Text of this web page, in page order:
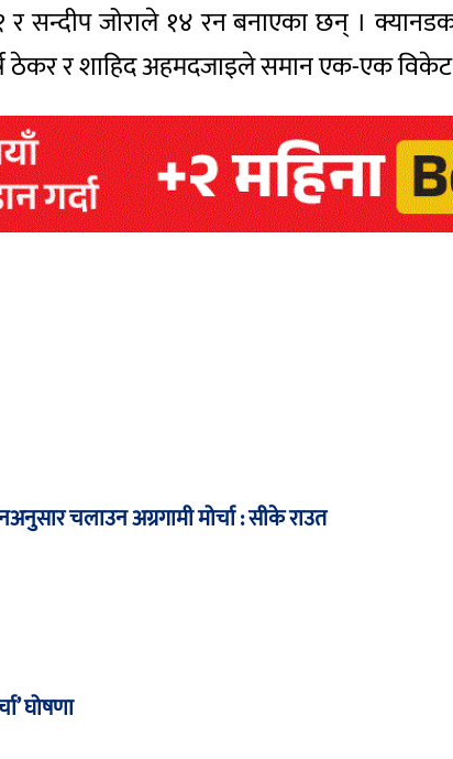
सन्दीप जोराले १४ रन बनाएका छन् ।
ठेकर र शाहिद अहमदजाइले समान एक-एक
चलाउन अग्रगामी मोर्चा : सीके राउत
घोषणा